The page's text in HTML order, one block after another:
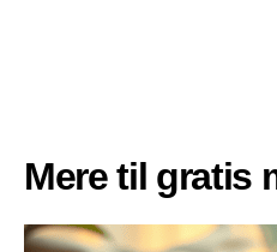
Mere til gratis